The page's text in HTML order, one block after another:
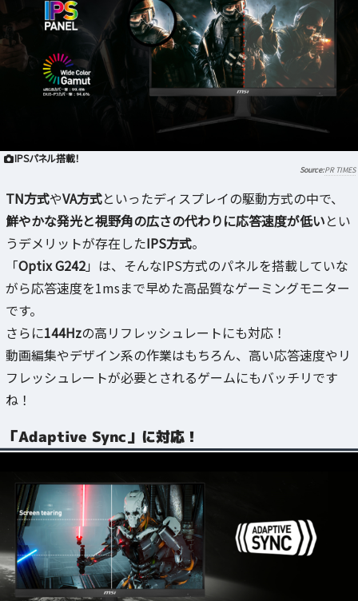
IPSパネル搭載！
PR TIMES
TN方式やVA方式といったディスプレイの駆動方式の中で、
鮮やかな発光と視野角の広さの代わりに応答速度が低いとい
うデメリットが存在したIPS方式。
「Optix G242」は、そんなIPS方式のパネルを搭載していな
がら応答速度を1msまで早めた高品質なゲーミングモニター
です。
さらに144Hzの高リフレッシュレートにも対応！
動画編集やデザイン系の作業はもちろん、高い応答速度やリ
フレッシュレートが必要とされるゲームにもバッチリです
ね！
「Adaptive Sync」に対応！